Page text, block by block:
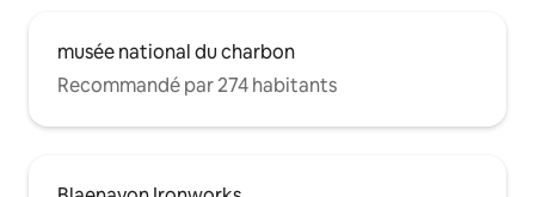
musée national du charbon
Recommandé par 274 habitants